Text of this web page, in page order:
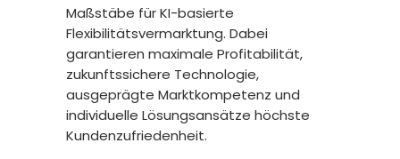
Maßstäbe für KI-basierte
Flexibilitätsvermarktung. Dabei
garantieren maximale Profitabilität,
zukunftssichere Technologie,
ausgeprägte Marktkompetenz und
individuelle Lösungsansätze höchste
Kundenzufriedenheit.